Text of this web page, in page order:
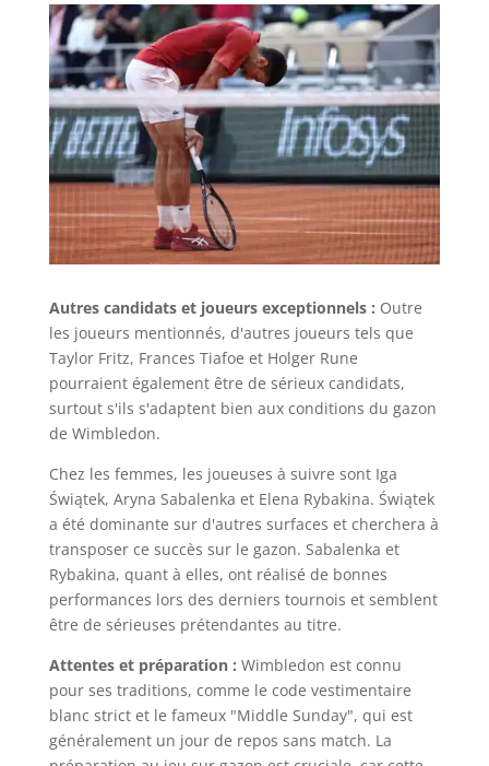
Autres candidats et joueurs exceptionnels : Outre
les joueurs mentionnés, d'autres joueurs tels que
Taylor Fritz, Frances Tiafoe et Holger Rune
pourraient également être de sérieux candidats,
surtout s'ils s'adaptent bien aux conditions du gazon
de Wimbledon.
Chez les femmes, les joueuses à suivre sont Iga
Świątek, Aryna Sabalenka et Elena Rybakina. Świątek
a été dominante sur d'autres surfaces et cherchera à
transposer ce succès sur le gazon. Sabalenka et
Rybakina, quant à elles, ont réalisé de bonnes
performances lors des derniers tournois et semblent
être de sérieuses prétendantes au titre.
Attentes et préparation : Wimbledon est connu
pour ses traditions, comme le code vestimentaire
blanc strict et le fameux "Middle Sunday", qui est
généralement un jour de repos sans match. La